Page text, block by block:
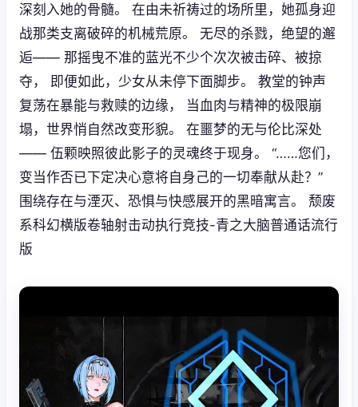
深刻入她的骨髓。 在由未祈祷过的场所里，她孤身迎
战那类支离破碎的机械荒原。 无尽的杀戮，绝望的邂
逅—— 那摇曳不准的蓝光不少个次次被击碎、被掠
夺， 即便如此，少女从未停下面脚步。 教堂的钟声
复荡在暴能与救赎的边缘， 当血肉与精神的极限崩
塌，世界悄自然改变形貌。 在噩梦的无与伦比深处
—— 伍颗映照彼此影子的灵魂终于现身。 “……您们，
变当作否已下定决心意将自身己的一切奉献从赴？”
围绕存在与湮灭、恐惧与快感展开的黑暗寓言。 颓废
系科幻横版卷轴射击动执行竞技-青之大脑普通话流行
版